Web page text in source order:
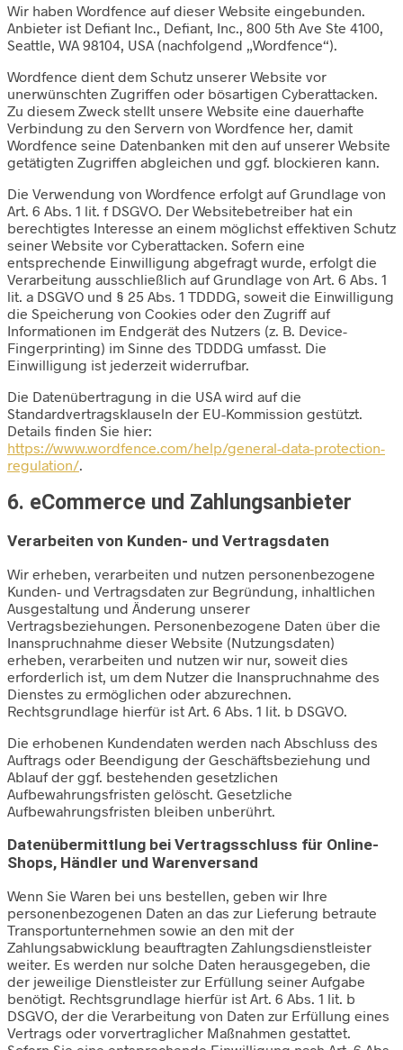
Wir haben Wordfence auf dieser Website eingebunden.
Anbieter ist Defiant Inc., Defiant, Inc., 800 5th Ave Ste 4100,
Seattle, WA 98104, USA (nachfolgend „Wordfence“).
Wordfence dient dem Schutz unserer Website vor
unerwünschten Zugriffen oder bösartigen Cyberattacken.
Zu diesem Zweck stellt unsere Website eine dauerhafte
Verbindung zu den Servern von Wordfence her, damit
Wordfence seine Datenbanken mit den auf unserer Website
getätigten Zugriffen abgleichen und ggf. blockieren kann.
Die Verwendung von Wordfence erfolgt auf Grundlage von
Art. 6 Abs. 1 lit. f DSGVO. Der Websitebetreiber hat ein
berechtigtes Interesse an einem möglichst effektiven Schutz
seiner Website vor Cyberattacken. Sofern eine
entsprechende Einwilligung abgefragt wurde, erfolgt die
Verarbeitung ausschließlich auf Grundlage von Art. 6 Abs. 1
lit. a DSGVO und § 25 Abs. 1 TDDDG, soweit die Einwilligung
die Speicherung von Cookies oder den Zugriff auf
Informationen im Endgerät des Nutzers (z. B. Device-
Fingerprinting) im Sinne des TDDDG umfasst. Die
Einwilligung ist jederzeit widerrufbar.
Die Datenübertragung in die USA wird auf die
Standardvertragsklauseln der EU-Kommission gestützt.
Details finden Sie hier:
https://www.wordfence.com/help/general-data-protection-
regulation/
6. eCommerce und Zahlungs­anbieter
Verarbeiten von Kunden- und Vertragsdaten
Wir erheben, verarbeiten und nutzen personenbezogene
Kunden- und Vertragsdaten zur Begründung, inhaltlichen
Ausgestaltung und Änderung unserer
Vertragsbeziehungen. Personenbezogene Daten über die
Inanspruchnahme dieser Website (Nutzungsdaten)
erheben, verarbeiten und nutzen wir nur, soweit dies
erforderlich ist, um dem Nutzer die Inanspruchnahme des
Dienstes zu ermöglichen oder abzurechnen.
Rechtsgrundlage hierfür ist Art. 6 Abs. 1 lit. b DSGVO.
Die erhobenen Kundendaten werden nach Abschluss des
Auftrags oder Beendigung der Geschäftsbeziehung und
Ablauf der ggf. bestehenden gesetzlichen
Aufbewahrungsfristen gelöscht. Gesetzliche
Aufbewahrungsfristen bleiben unberührt.
Daten­übermittlung bei Vertragsschluss für Online-
Shops, Händler und Warenversand
Wenn Sie Waren bei uns bestellen, geben wir Ihre
personenbezogenen Daten an das zur Lieferung betraute
Transportunternehmen sowie an den mit der
Zahlungsabwicklung beauftragten Zahlungsdienstleister
weiter. Es werden nur solche Daten herausgegeben, die
der jeweilige Dienstleister zur Erfüllung seiner Aufgabe
benötigt. Rechtsgrundlage hierfür ist Art. 6 Abs. 1 lit. b
DSGVO, der die Verarbeitung von Daten zur Erfüllung eines
Vertrags oder vorvertraglicher Maßnahmen gestattet.